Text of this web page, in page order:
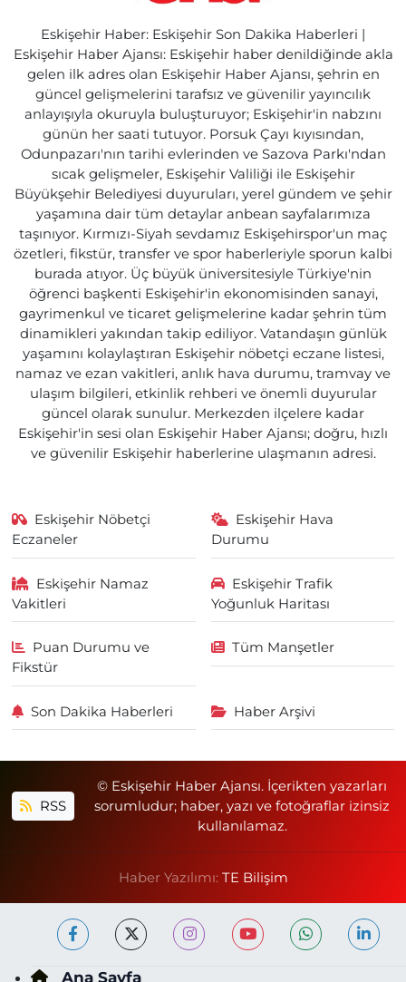
Eskişehir Haber: Eskişehir Son Dakika Haberleri |
Eskişehir Haber Ajansı: Eskişehir haber denildiğinde akla
gelen ilk adres olan Eskişehir Haber Ajansı, şehrin en
güncel gelişmelerini tarafsız ve güvenilir yayıncılık
anlayışıyla okuruyla buluşturuyor; Eskişehir'in nabzını
günün her saati tutuyor. Porsuk Çayı kıyısından,
Odunpazarı'nın tarihi evlerinden ve Sazova Parkı'ndan
sıcak gelişmeler, Eskişehir Valiliği ile Eskişehir
Büyükşehir Belediyesi duyuruları, yerel gündem ve şehir
yaşamına dair tüm detaylar anbean sayfalarımıza
taşınıyor. Kırmızı-Siyah sevdamız Eskişehirspor'un maç
özetleri, fikstür, transfer ve spor haberleriyle sporun kalbi
burada atıyor. Üç büyük üniversitesiyle Türkiye'nin
öğrenci başkenti Eskişehir'in ekonomisinden sanayi,
gayrimenkul ve ticaret gelişmelerine kadar şehrin tüm
dinamikleri yakından takip ediliyor. Vatandaşın günlük
yaşamını kolaylaştıran Eskişehir nöbetçi eczane listesi,
namaz ve ezan vakitleri, anlık hava durumu, tramvay ve
ulaşım bilgileri, etkinlik rehberi ve önemli duyurular
güncel olarak sunulur. Merkezden ilçelere kadar
Eskişehir'in sesi olan Eskişehir Haber Ajansı; doğru, hızlı
ve güvenilir Eskişehir haberlerine ulaşmanın adresi.
Eskişehir Nöbetçi
Eczaneler
Eskişehir Hava
Durumu
Eskişehir Namaz
Vakitleri
Eskişehir Trafik
Yoğunluk Haritası
Puan Durumu ve
Fikstür
Tüm Manşetler
Son Dakika Haberleri Haber Arşivi
RSS
© Eskişehir Haber Ajansı. İçerikten yazarları
sorumludur; haber, yazı ve fotoğraflar izinsiz
kullanılamaz.
Haber Yazılımı: TE Bilişim
Ana Sayfa